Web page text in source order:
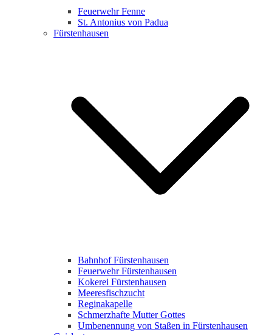
Feuerwehr Fenne
St. Antonius von Padua
Fürstenhausen
Bahnhof Fürstenhausen
Feuerwehr Fürstenhausen
Kokerei Fürstenhausen
Meeresfischzucht
Reginakapelle
Schmerzhafte Mutter Gottes
Umbenennung von Staßen in Fürstenhausen